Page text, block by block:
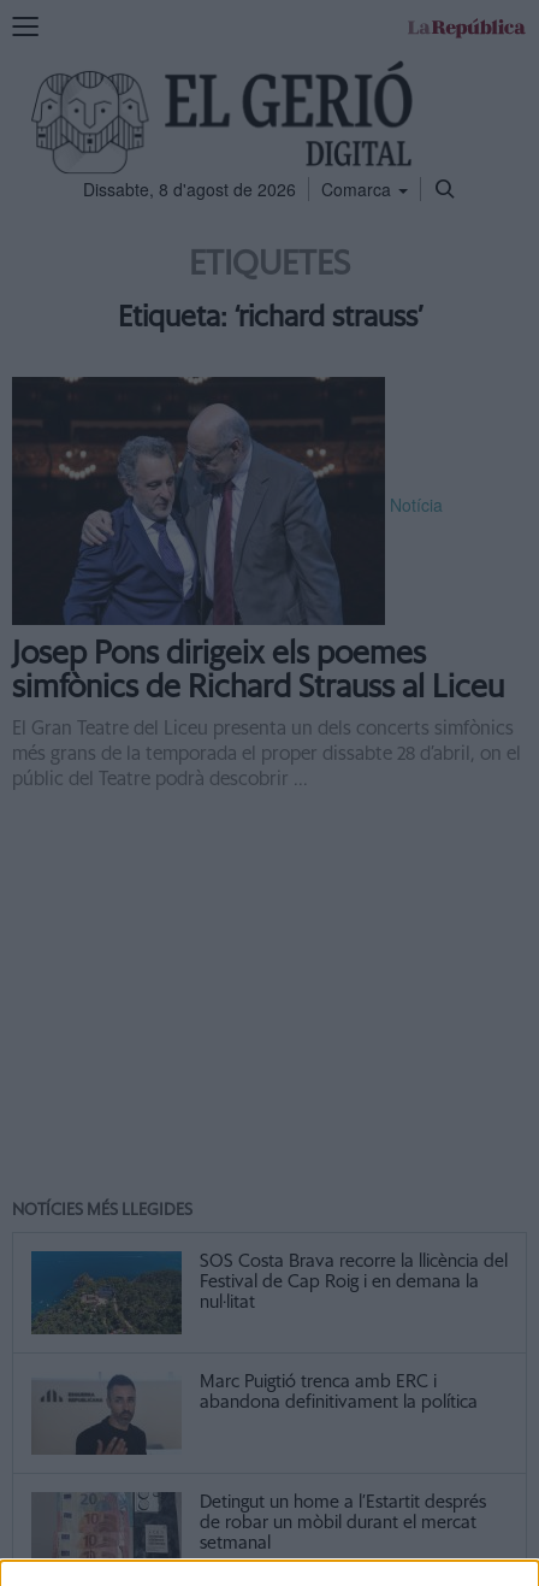
Mostra
navegació
Dissabte, 8 d'agost de 2026 Comarca
ETIQUETES
Etiqueta: ‘richard strauss’
Notícia
Josep Pons dirigeix els poemes
simfònics de Richard Strauss al Liceu
El Gran Teatre del Liceu presenta un dels concerts simfònics
més grans de la temporada el proper dissabte 28 d’abril, on el
públic del Teatre podrà descobrir ...
NOTÍCIES MÉS LLEGIDES
SOS Costa Brava recorre la llicència del
Festival de Cap Roig i en demana la
nul·litat
Marc Puigtió trenca amb ERC i
abandona definitivament la política
Detingut un home a l’Estartit després
de robar un mòbil durant el mercat
setmanal